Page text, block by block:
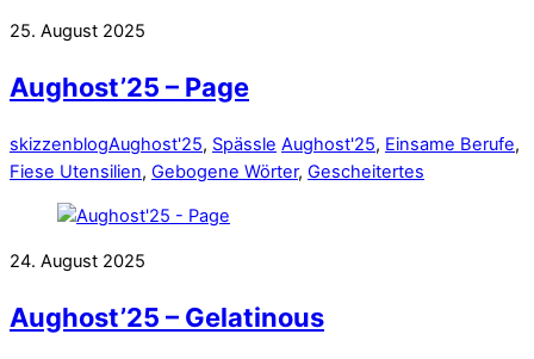
25. August 2025
Aughost’25 – Page
skizzenblogAughost'25, Spässle Aughost'25, Einsame Berufe,
Fiese Utensilien, Gebogene Wörter, Gescheitertes
24. August 2025
Aughost’25 – Gelatinous